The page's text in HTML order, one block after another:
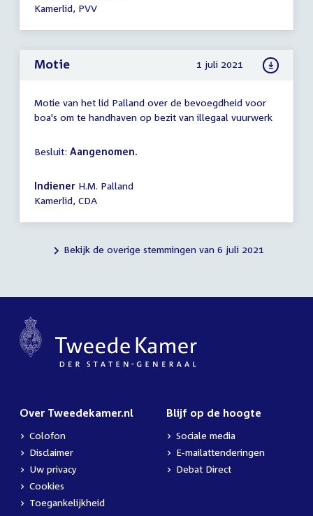
Kamerlid, PVV
Motie 1 juli 2021
Motie van het lid Palland over de bevoegdheid voor
boa's om te handhaven op bezit van illegaal vuurwerk
Besluit: Aangenomen.
Indiener H.M. Palland
Kamerlid, CDA
Bekijk de overige stemmingen van 6 juli 2021
Over Tweedekamer.nl
Colofon
Disclaimer
Uw privacy
Cookies
Toegankelijkheid
Blijf op de hoogte
Sociale media
E-mailattenderingen
Debat Direct